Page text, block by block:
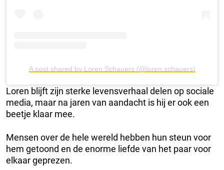
A post shared by Loren Schauers (@loren.schauers)
Loren blijft zijn sterke levensverhaal delen op sociale
media, maar na jaren van aandacht is hij er ook een
beetje klaar mee.
Mensen over de hele wereld hebben hun steun voor
hem getoond en de enorme liefde van het paar voor
elkaar geprezen.